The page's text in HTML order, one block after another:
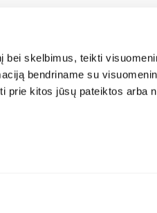
bei skelbimus, teikti
bendriname su
kitos jūsų pateiktos arba